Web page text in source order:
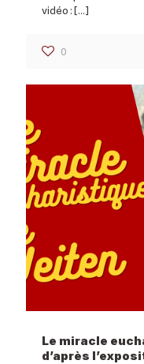
vidéo :[…]
0
Le miracle
d’après